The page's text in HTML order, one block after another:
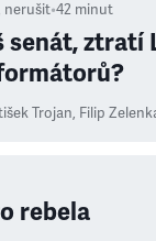
nerušit•42 minut
senát, ztratí
Trojan, Filip
rebela